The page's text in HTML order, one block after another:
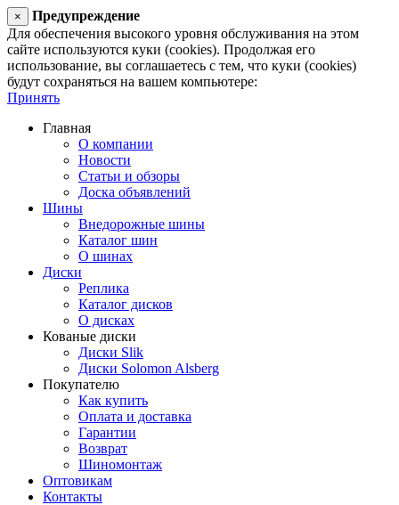
×
Предупреждение
Для обеспечения высокого уровня обслуживания на этом
сайте используются куки (cookies). Продолжая его
использование, вы соглашаетесь с тем, что куки (cookies)
будут сохраняться на вашем компьютере:
Принять
Главная
О компании
Новости
Статьи и обзоры
Доска объявлений
Шины
Внедорожные шины
Каталог шин
О шинах
Диски
Реплика
Каталог дисков
О дисках
Кованые диски
Диски Slik
Диски Solomon Alsberg
Покупателю
Как купить
Оплата и доставка
Гарантии
Возврат
Шиномонтаж
Оптовикам
Контакты